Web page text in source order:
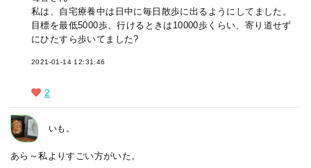
私は、自宅療養中は日中に毎日散歩に出るようにしてました。
目標を最低5000歩、行けるときは10000歩くらい、寄り道せず
にひたすら歩いてました?
2021-01-14 12:31:46
2
いも。
あら～私よりすごい方がいた。